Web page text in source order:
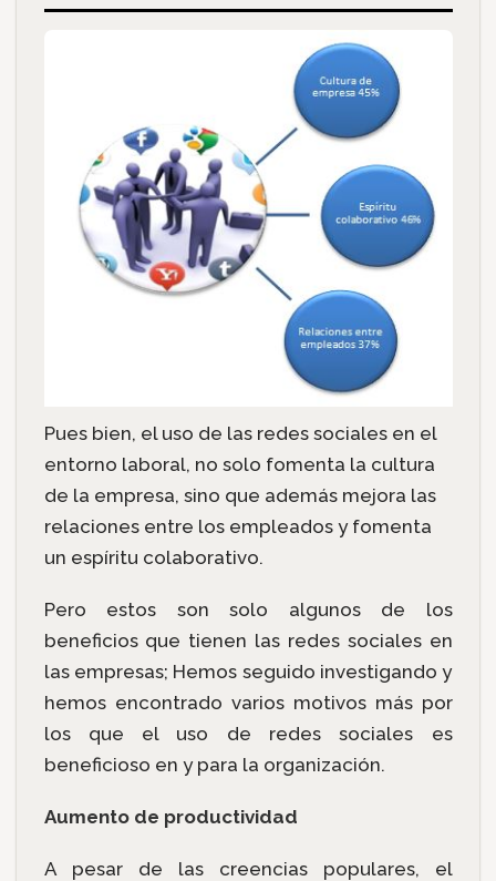
Pues bien, el uso de las redes sociales en el
entorno laboral, no solo fomenta la cultura
de la empresa, sino que además mejora las
relaciones entre los empleados y fomenta
un espíritu colaborativo.
Pero estos son solo algunos de los
beneficios que tienen las redes sociales en
las empresas; Hemos seguido investigando y
hemos encontrado varios motivos más por
los que el uso de redes sociales es
beneficioso en y para la organización.
Aumento de productividad
A pesar de las creencias populares, el